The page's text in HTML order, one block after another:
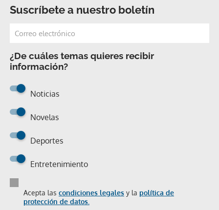
Suscríbete a nuestro boletín
¿De cuáles temas quieres recibir
información?
Noticias
Novelas
Deportes
Entretenimiento
Acepta las condiciones legales y la política de
protección de datos.